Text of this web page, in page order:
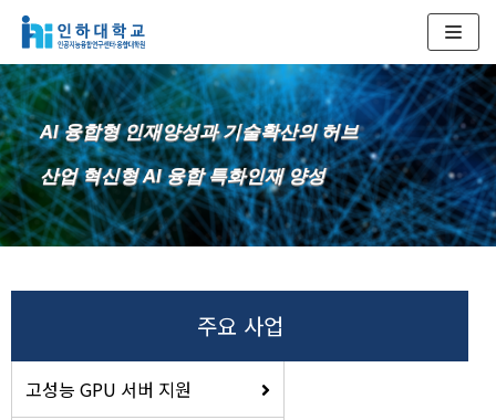
텐
츠
로
건
너
뛰
기
AI 융합형 인재양성과 기술확산의 허브
산업 혁신형 AI 융합 특화인재 양성
주요 사업
고성능 GPU 서버 지원